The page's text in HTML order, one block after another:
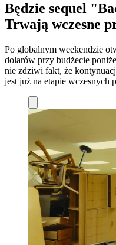
Będzie sequel
Trwają wczesne
Po globalnym weekendzie
dolarów przy budżecie
nie zdziwi fakt, że
jest już na etapie wczesnych